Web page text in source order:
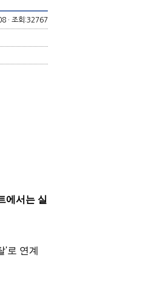
· 조회:32767
에서는 실
'로 연계